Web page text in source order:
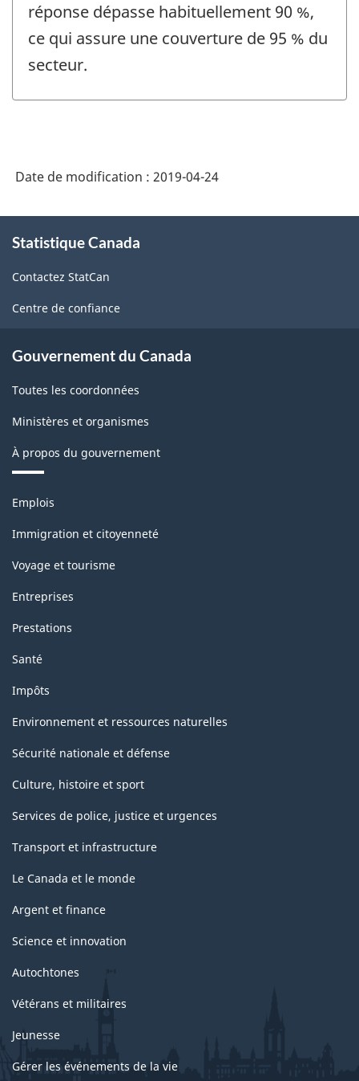
réponse dépasse habituellement 90 %,
ce qui assure une couverture de 95 % du
secteur.
Date de modification : 2019-04-24
propos
ce
site
Statistique Canada
Contactez StatCan
Centre de confiance
Gouvernement du Canada
Toutes les coordonnées
Ministères et organismes
À propos du gouvernement
Thèmes
sujets
Emplois
Immigration et citoyenneté
Voyage et tourisme
Entreprises
Prestations
Santé
Impôts
Environnement et ressources naturelles
Sécurité nationale et défense
Culture, histoire et sport
Services de police, justice et urgences
Transport et infrastructure
Le Canada et le monde
Argent et finance
Science et innovation
Autochtones
Vétérans et militaires
Jeunesse
Gérer les événements de la vie